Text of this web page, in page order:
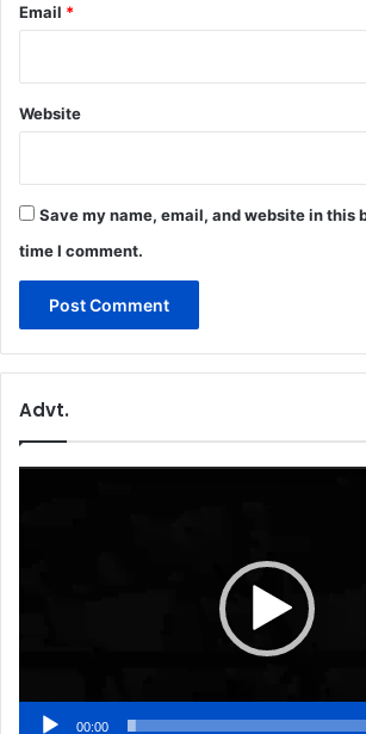
Email *
Website
Save my name, email, and website in this
time I comment.
Advt.
00:00